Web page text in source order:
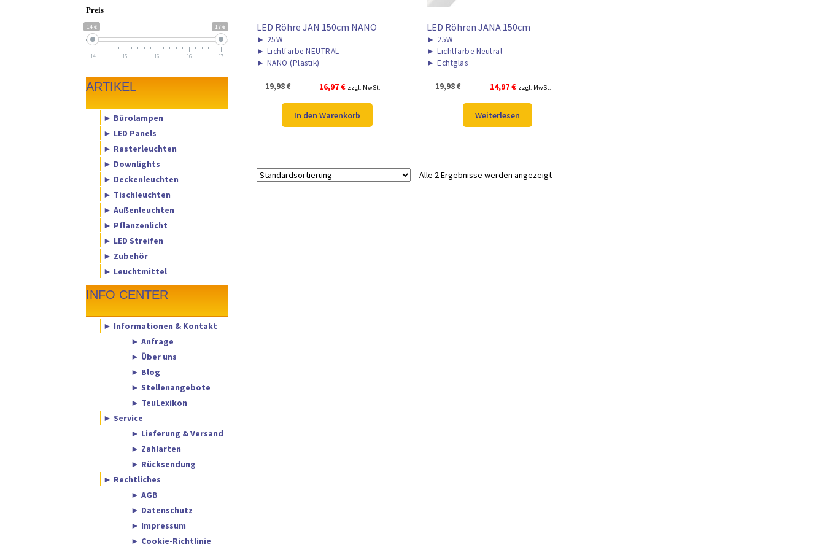
LED Röhre JAN 150cm NANO
► 25W
► Lichtfarbe NEUTRAL
► NANO (Plastik)
19,98€
Ursprünglicher
war:
19,98 €
16,97€Aktueller
ist:
16,97 €.
zzgl. MwSt.
In den Warenkorb
LED Röhren JANA 150cm
► 25W
► Lichtfarbe Neutral
► Echtglas
19,98€
Ursprünglicher
war:
19,98 €
14,97€Aktueller
ist:
14,97 €.
zzgl. MwSt.
Weiterlesen
Alle 2 Ergebnisse werden angezeigt
Preis
14 € 17 €
14 15 16 16 17
ARTIKEL
► Bürolampen
► LED Panels
► Rasterleuchten
► Downlights
► Deckenleuchten
► Tischleuchten
► Außenleuchten
► Pflanzenlicht
► LED Streifen
► Zubehör
► Leuchtmittel
INFO CENTER
► Informationen & Kontakt
► Anfrage
► Über uns
► Blog
► Stellenangebote
► TeuLexikon
► Service
► Lieferung & Versand
► Zahlarten
► Rücksendung
► Rechtliches
► AGB
► Datenschutz
► Impressum
► Cookie-Richtlinie